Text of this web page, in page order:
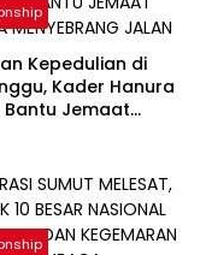
Kepedulian di
Kader Hanura
Bantu Jemaat